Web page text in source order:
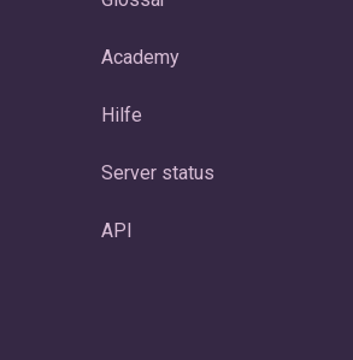
Academy
Hilfe
Server status
API